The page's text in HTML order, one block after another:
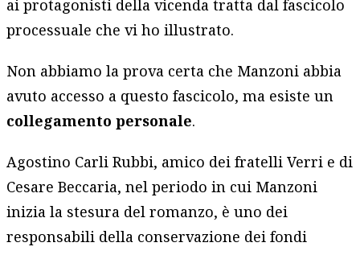
ai protagonisti della vicenda tratta dal fascicolo
processuale che vi ho illustrato.
Non abbiamo la prova certa che Manzoni abbia
avuto accesso a questo fascicolo, ma esiste un
collegamento personale.
Agostino Carli Rubbi, amico dei fratelli Verri e di
Cesare Beccaria, nel periodo in cui Manzoni
inizia la stesura del romanzo, è uno dei
responsabili della conservazione dei fondi